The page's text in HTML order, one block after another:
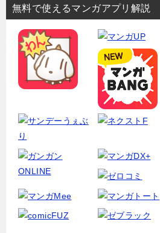
無料で使えるマンガアプリ解説